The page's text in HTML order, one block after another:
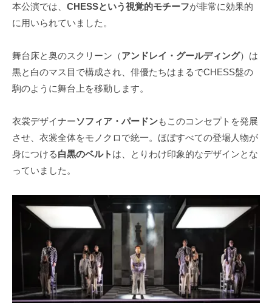
本公演では、 CHESSという視覚的モチーフが非常に効果的
に用いられていました。
舞台床と奥のスクリーン（アンドレイ・グールディング）は
黒と白のマス目で構成され、俳優たちはまるでCHESS盤の
駒のように舞台上を移動します。
衣裳デザイナーソフィア・パードンもこのコンセプトを発展
させ、衣裳全体をモノクロで統一。ほぼすべての登場人物が
身につける白黒のベルト は、とりわけ印象的なデザインとな
っていました。